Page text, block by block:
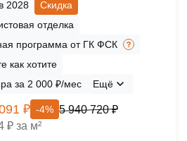
2028
Скидка
отделка
программа от ГК ФСК
как хотите
за 2 000 ₽/мес
Ещё
₽ -4% 5 940 720 ₽
₽ за м²